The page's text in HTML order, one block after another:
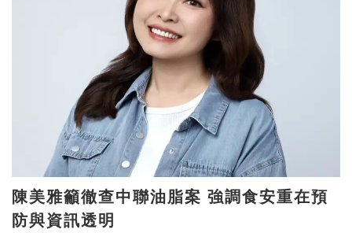
陳美雅籲徹查中聯油脂案 強調食安重在預
防與資訊透明